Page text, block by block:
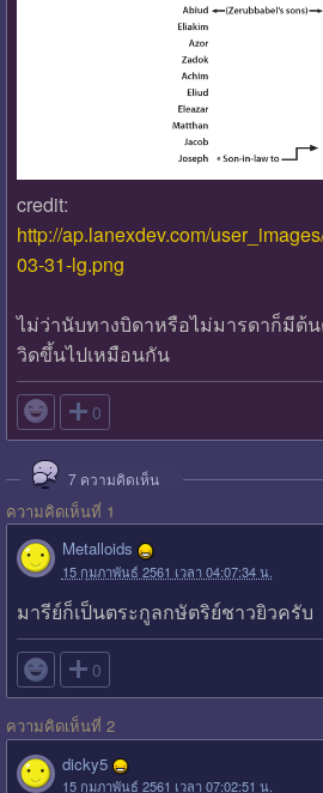
credit:
http://ap.lanexdev.com/
03-31-lg.png
ไม่ว่านับทางบิดาหรือไม่มารดาก็มีต้
วิดขึ้นไปเหมือนกัน
 0
7 ความคิดเห็น
ความคิดเห็นที่ 1
Metalloids
15 กุมภาพันธ์ 2561 เวลา 04:07:34 น.
มารีย์ก็เป็นตระกูลกษัตริย์ชาวยิวครับ
 0
ความคิดเห็นที่ 2
dicky5
15 กุมภาพันธ์ 2561 เวลา 07:02:51 น.